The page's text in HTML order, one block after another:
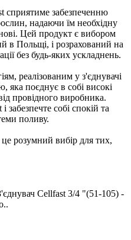
сприятиме забезпеченню
надаючи їм необхідну
Цей продукт є вибором
в Польщі, і розрахований на
без будь-яких ускладнень.
реалізованим у з'єднувачі
яка поєднує в собі високі
провідного виробника.
забезпечте собі спокій та
поливу.
розумний вибір для тих,
Cellfast 3/4 "(51-105) -